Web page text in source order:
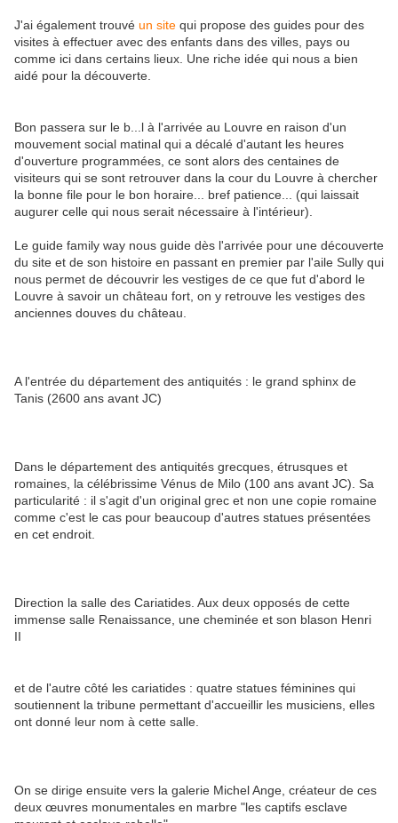
J'ai également trouvé un site qui propose des guides pour des
visites à effectuer avec des enfants dans des villes, pays ou
comme ici dans certains lieux. Une riche idée qui nous a bien
aidé pour la découverte.
Bon passera sur le b...l à l'arrivée au Louvre en raison d'un
mouvement social matinal qui a décalé d'autant les heures
d'ouverture programmées, ce sont alors des centaines de
visiteurs qui se sont retrouver dans la cour du Louvre à chercher
la bonne file pour le bon horaire... bref patience... (qui laissait
augurer celle qui nous serait nécessaire à l'intérieur).
Le guide family way nous guide dès l'arrivée pour une découverte
du site et de son histoire en passant en premier par l'aile Sully qui
nous permet de découvrir les vestiges de ce que fut d'abord le
Louvre à savoir un château fort, on y retrouve les vestiges des
anciennes douves du château.
A l'entrée du département des antiquités : le grand sphinx de
Tanis (2600 ans avant JC)
Dans le département des antiquités grecques, étrusques et
romaines, la célébrissime Vénus de Milo (100 ans avant JC). Sa
particularité : il s'agit d'un original grec et non une copie romaine
comme c'est le cas pour beaucoup d'autres statues présentées
en cet endroit.
Direction la salle des Cariatides. Aux deux opposés de cette
immense salle Renaissance, une cheminée et son blason Henri
II
et de l'autre côté les cariatides : quatre statues féminines qui
soutiennent la tribune permettant d'accueillir les musiciens, elles
ont donné leur nom à cette salle.
On se dirige ensuite vers la galerie Michel Ange, créateur de ces
deux œuvres monumentales en marbre "les captifs esclave